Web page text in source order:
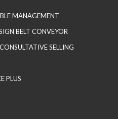
MANAGEMENT
BELT CONVEYOR
SELLING
PLUS